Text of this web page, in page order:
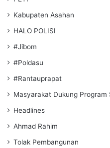
Kabupaten Asahan
HALO POLISI
#Jibom
#Poldasu
#Rantauprapat
Masyarakat Dukung Program
Headlines
Ahmad Rahim
Tolak Pembangunan